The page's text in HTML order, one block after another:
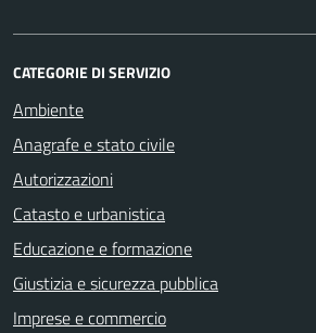
CATEGORIE DI SERVIZIO
Ambiente
Anagrafe e stato civile
Autorizzazioni
Catasto e urbanistica
Educazione e formazione
Giustizia e sicurezza pubblica
Imprese e commercio